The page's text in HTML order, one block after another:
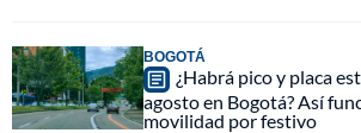
BOGOTÁ
¿Habrá pico y placa
agosto en Bogotá? Así
movilidad por festivo